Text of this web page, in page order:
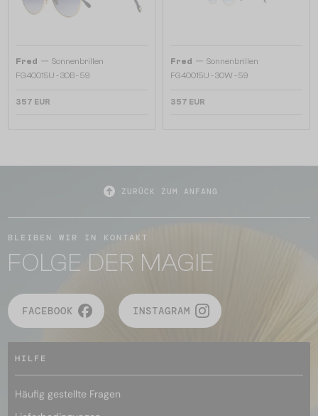
Fred — Sonnenbrillen
FG40015U - 30B - 59
357 EUR
Fred — Sonnenbrillen
FG40015U - 30W - 59
357 EUR
ZURÜCK ZUM ANFANG
BLEIBEN WIR IN KONTAKT
FOLGE DER MAGIE
FACEBOOK INSTAGRAM
HILFE
Häufig gestellte Fragen